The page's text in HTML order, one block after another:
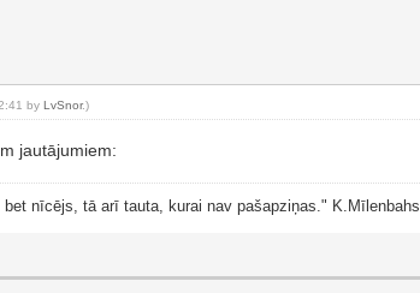
2:41 byLvSnor.)
jautājumiem:
nīcējs, tā arī tauta, kurai nav pašapziņas." K.Mīlenbahs